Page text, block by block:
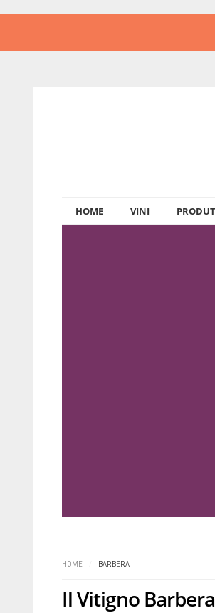
HOME VINI
HOME BARBERA
Il Vitigno Barbera